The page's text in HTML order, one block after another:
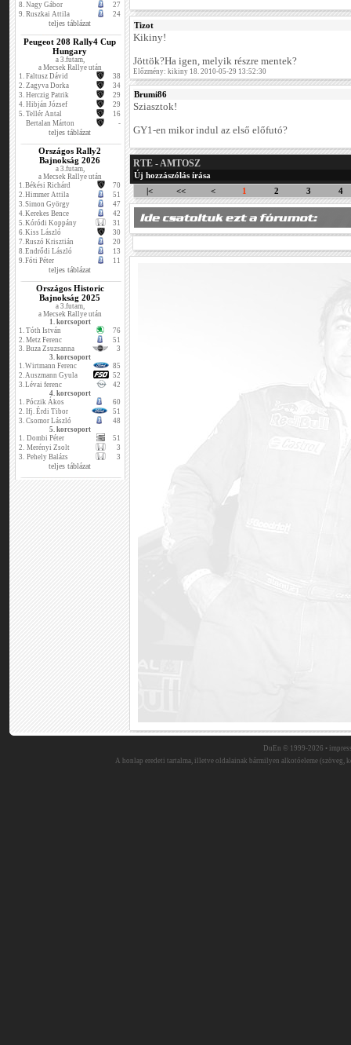
8. Nagy Gábor
27
9. Ruszkai Attila 24
teljes táblázat
Peugeot 208 Rally4 Cup
Hungary
a 3.futam,
a Mecsek Rallye után
1. Faltusz Dávid
38
2. Zagyva Dorka
34
3. Herczig Patrik
29
4. Hibján József
29
5. Tellér Antal
16
Bertalan Márton
-
teljes táblázat
Országos Rally2
Bajnokság 2026
a 3.futam,
a Mecsek Rallye után
1.Békési Richárd
70
2.Himmer Attila
51
3.Simon György
47
4.Kerekes Bence
42
5.Kóródi Koppány
31
6.Kiss László
30
7.Ruszó Krisztián
20
8.Endrődi László
13
9.Fóti Péter 11
teljes táblázat
Országos Historic
Bajnokság 2025
a 3.futam,
a Mecsek Rallye után
1. korcsoport
1. Tóth István
76
2. Metz Ferenc
51
3. Buza Zsuzsanna
3
3. korcsoport
1.Wirtmann Ferenc
85
2.Auszmann Gyula
52
3.Lévai ferenc
42
4. korcsoport
1. Póczik Ákos
60
2. Ifj. Érdi Tibor
51
3. Csomor László
48
5. korcsoport
1. Dombi Péter
51
2. Merényi Zsolt
3
3. Pehely Balázs 3
teljes táblázat
Tizot
Kikiny!
Jöttök?Ha igen, melyik részre mentek?
Előzmény: kikiny 18. 2010-05-29 13:52:30
Brumi86
Sziasztok!
GY1-en mikor indul az első előfutó?
RTE - AMTOSZ
Új hozzászólás írása
|<
<< < 1 2 3 4
DuEn © 1999-2026 •
A honlap eredeti tartalma, illetve oldalainak bármilyen alkotóeleme (szöveg,